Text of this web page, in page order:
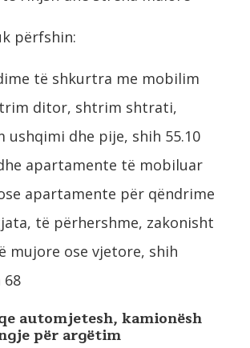
përfshin:
të shkurtra me mobilim
ditor, shtrim shtrati,
ushqimi dhe pije, shih 55.10
apartamente të mobiluar
apartamente për qëndrime
të përhershme, zakonisht
mujore ose vjetore, shih
68
automjetesh, kamionësh
për argëtim